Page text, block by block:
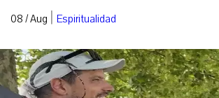
08 / Aug | Espiritualidad